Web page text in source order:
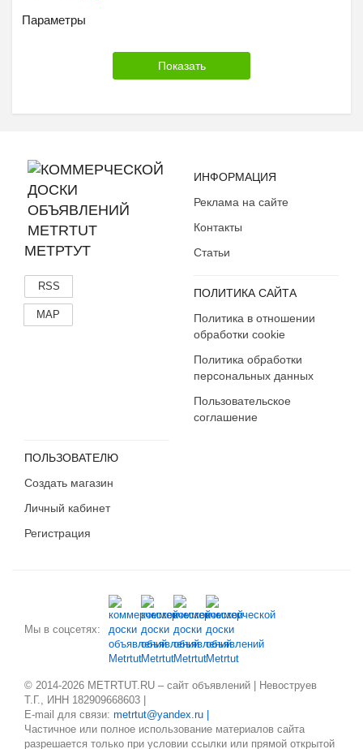
Параметры
МЕТРТУТ
RSS
MAP
ИНФОРМАЦИЯ
Реклама на сайте
Контакты
Статьи
ПОЛИТИКА САЙТА
Политика в отношении
обработки cookie
Политика обработки
персональных данных
Пользовательское
соглашение
ПОЛЬЗОВАТЕЛЮ
Создать магазин
Личный кабинет
Регистрация
Мы в соцсетях:
© 2014-2026 METRTUT.RU – сайт объявлений | Невоструев
Т.Г., ИНН 182909668603 |
E-mail для связи: metrtut@yandex.ru |
Частичное или полное использование материалов сайта
разрешается только при условии ссылки или прямой открытой